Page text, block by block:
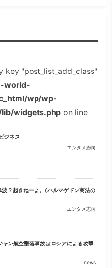
key "post_list_add_class"
world-
wp/wp-
widgets.php on line
ジネス
エンタメ志向
？起きねーよ。(ハルマゲドン商法の
エンタメ志向
ャン航空墜落事故はロシアによる攻撃
news